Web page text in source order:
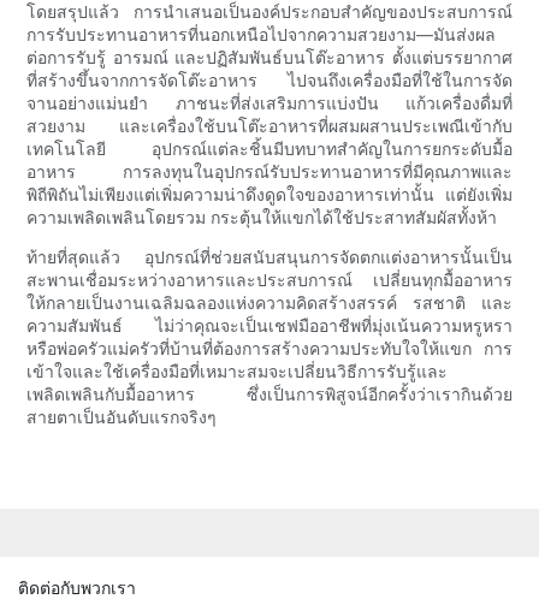
โดยสรุปแล้ว การนำเสนอเป็นองค์ประกอบสำคัญของประสบการณ์
การรับประทานอาหารที่นอกเหนือไปจากความสวยงาม—มันส่งผล
ต่อการรับรู้ อารมณ์ และปฏิสัมพันธ์บนโต๊ะอาหาร ตั้งแต่บรรยากาศ
ที่สร้างขึ้นจากการจัดโต๊ะอาหาร ไปจนถึงเครื่องมือที่ใช้ในการจัด
จานอย่างแม่นยำ ภาชนะที่ส่งเสริมการแบ่งปัน แก้วเครื่องดื่มที่
สวยงาม และเครื่องใช้บนโต๊ะอาหารที่ผสมผสานประเพณีเข้ากับ
เทคโนโลยี อุปกรณ์แต่ละชิ้นมีบทบาทสำคัญในการยกระดับมื้อ
อาหาร การลงทุนในอุปกรณ์รับประทานอาหารที่มีคุณภาพและ
พิถีพิถันไม่เพียงแต่เพิ่มความน่าดึงดูดใจของอาหารเท่านั้น แต่ยังเพิ่ม
ความเพลิดเพลินโดยรวม กระตุ้นให้แขกได้ใช้ประสาทสัมผัสทั้งห้า
ท้ายที่สุดแล้ว อุปกรณ์ที่ช่วยสนับสนุนการจัดตกแต่งอาหารนั้นเป็น
สะพานเชื่อมระหว่างอาหารและประสบการณ์ เปลี่ยนทุกมื้ออาหาร
ให้กลายเป็นงานเฉลิมฉลองแห่งความคิดสร้างสรรค์ รสชาติ และ
ความสัมพันธ์ ไม่ว่าคุณจะเป็นเชฟมืออาชีพที่มุ่งเน้นความหรูหรา
หรือพ่อครัวแม่ครัวที่บ้านที่ต้องการสร้างความประทับใจให้แขก การ
เข้าใจและใช้เครื่องมือที่เหมาะสมจะเปลี่ยนวิธีการรับรู้และ
เพลิดเพลินกับมื้ออาหาร ซึ่งเป็นการพิสูจน์อีกครั้งว่าเรากินด้วย
สายตาเป็นอันดับแรกจริงๆ
ติดต่อกับพวกเรา